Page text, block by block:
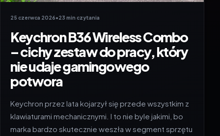
25 czerwca 2026•23 min czytania
Keychron B36 Wireless Combo
– cichy zestaw do pracy, który
nie udaje gamingowego
potwora
Keychron przez lata kojarzył się przede wszystkim z
klawiaturami mechanicznymi. I to nie byle jakimi, bo
marka bardzo skutecznie weszła w segment sprzętu